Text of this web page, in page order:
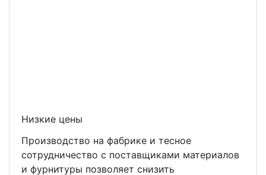
Низкие цены
Производство на фабрике и тесное
сотрудничество с поставщиками материалов
и фурнитуры позволяет снизить